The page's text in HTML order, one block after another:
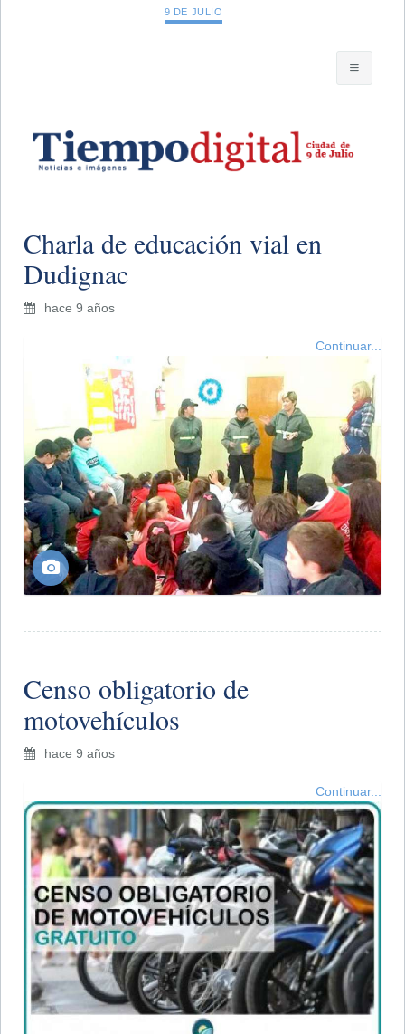
9 DE JULIO
Charla de educación vial en
Dudignac
hace 9 años
Continuar...
Censo obligatorio de
motovehículos
hace 9 años
Continuar...